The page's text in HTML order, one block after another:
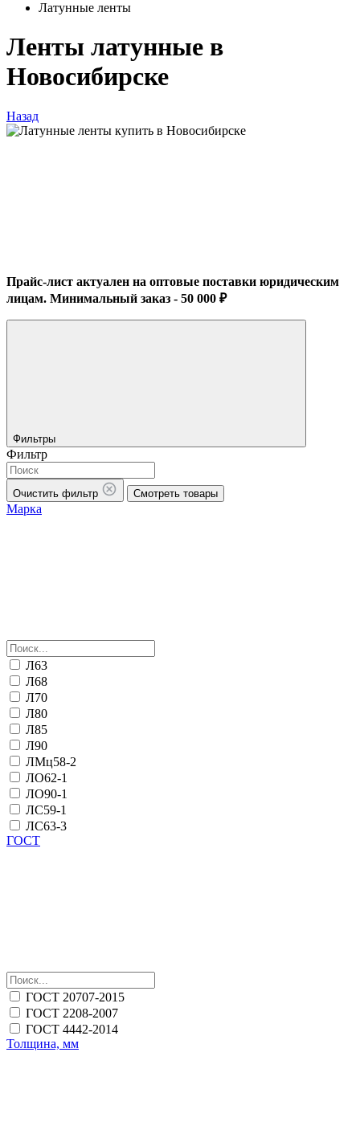
Латунные ленты
Ленты латунные в
Новосибирске
Назад
Прайс-лист актуален на оптовые поставки юридическим
лицам. Минимальный заказ - 50 000 ₽
Фильтры
Фильтр
Очистить фильтр Смотреть товары
Марка
Л63
Л68
Л70
Л80
Л85
Л90
ЛМц58-2
ЛО62-1
ЛО90-1
ЛС59-1
ЛС63-3
ГОСТ
ГОСТ 20707-2015
ГОСТ 2208-2007
ГОСТ 4442-2014
Толщина, мм